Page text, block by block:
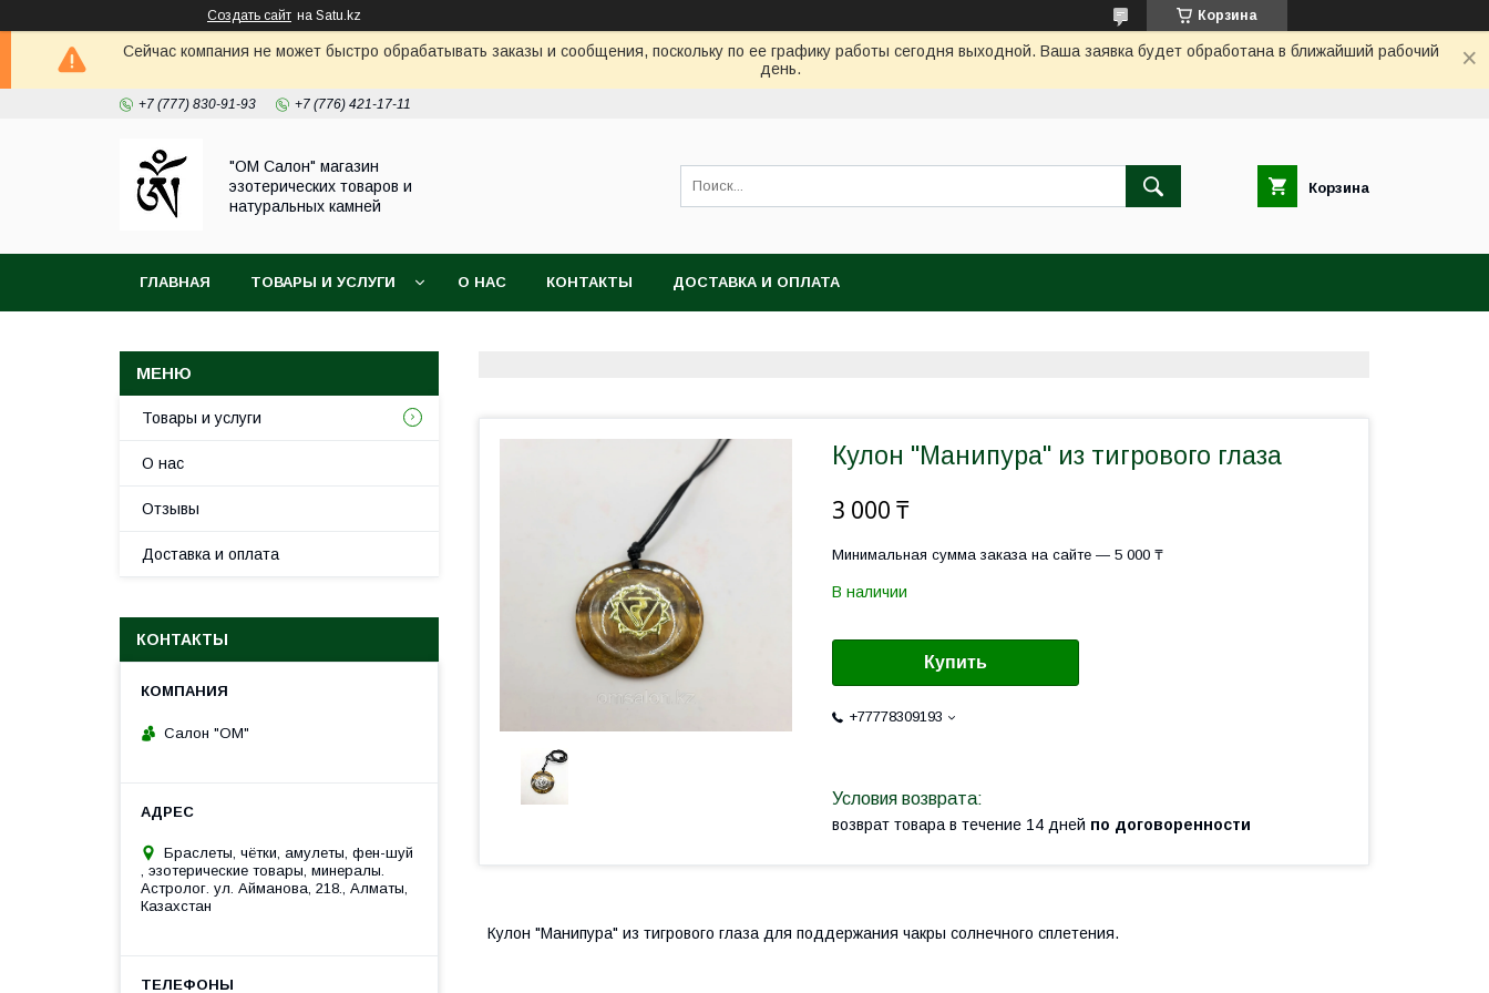
Создать сайт на Satu.kz Корзина
Сейчас компания не может быстро обрабатывать заказы и сообщения, поскольку по ее графику работы сегодня выходной. Ваша заявка будет обработана в ближайший рабочий
день.
+7 (777) 830-91-93 +7 (776) 421-17-11
"ОМ Салон" магазин
эзотерических товаров и
натуральных камней
Корзина
ГЛАВНАЯ ТОВАРЫ И УСЛУГИ О НАС КОНТАКТЫ ДОСТАВКА И ОПЛАТА
Кулон "Манипура" из тигрового глаза
3 000 ₸
Минимальная сумма заказа на сайте — 5 000 ₸
В наличии
Купить
+77778309193
возврат товара в течение 14 дней по договоренности
Кулон "Манипура" из тигрового глаза для поддержания чакры солнечного сплетения.
Товары и услуги
О нас
Отзывы
Доставка и оплата
КОНТАКТЫ
Салон "ОМ"
Браслеты, чётки, амулеты, фен-шуй
, эзотерические товары, минералы.
Астролог. ул. Айманова, 218., Алматы,
Казахстан